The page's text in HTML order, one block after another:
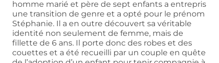
homme marié et père de sept enfants a entrepris
une transition de genre et a opté pour le prénom
Stéphanie. Il a en outre découvert sa véritable
identité non seulement de femme, mais de
fillette de 6 ans. Il porte donc des robes et des
couettes et a été recueilli par un couple en quête